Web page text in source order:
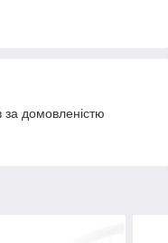
домовленістю